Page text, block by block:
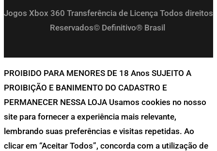
Jogos Xbox 360 Transferência de Licença Todos direitos
Reservados© Definitivo® Brasil
PROIBIDO PARA MENORES DE 18 Anos SUJEITO A
PROIBIÇÃO E BANIMENTO DO CADASTRO E
PERMANECER NESSA LOJA Usamos cookies no nosso
site para fornecer a experiência mais relevante,
lembrando suas preferências e visitas repetidas. Ao
clicar em “Aceitar Todos”, concorda com a utilização de